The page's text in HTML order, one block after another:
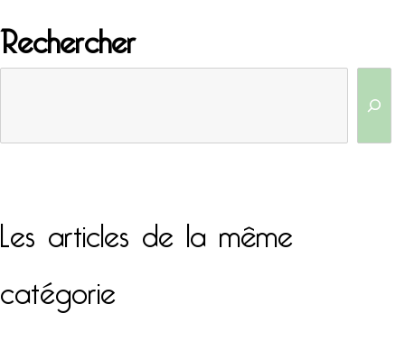
Rechercher
Les articles de la même
catégorie